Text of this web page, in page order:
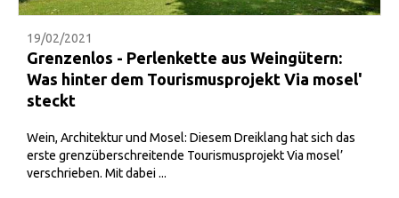
19/02/2021
Grenzenlos - Perlenkette aus Weingütern:
Was hinter dem Tourismusprojekt Via mosel'
steckt
Wein, Architektur und Mosel: Diesem Dreiklang hat sich das
erste grenzüberschreitende Tourismusprojekt Via mosel’
verschrieben. Mit dabei ...